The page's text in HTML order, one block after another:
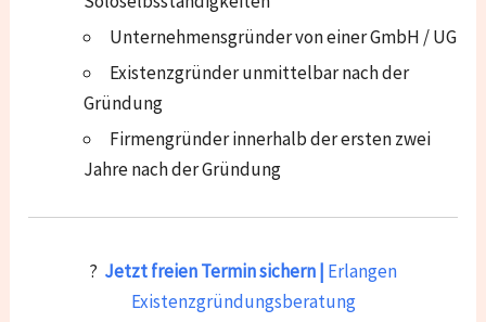
Unternehmensgründer von einer GmbH / UG
Existenzgründer unmittelbar nach der
Gründung
Firmengründer innerhalb der ersten zwei
Jahre nach der Gründung
? Jetzt freien Termin sichern | Erlangen
Existenzgründungsberatung